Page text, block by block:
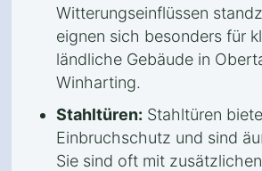
Witterungseinflüssen
eignen sich besonders für
ländliche Gebäude in
Winharting.
Stahltüren: Stahltüren
Einbruchschutz und sind
Sie sind oft mit zusätzlichen